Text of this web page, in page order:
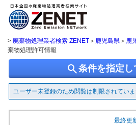
> 廃棄物処理業者検索 ZENET > 鹿児島県 > 鹿
棄物処理許可情報
search条件を指定し
ユーザー未登録のため閲覧は制限されてい
最終更